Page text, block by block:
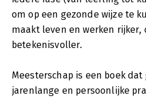
om op een gezonde wijze te
maakt leven en werken rijker,
betekenisvoller.
Meesterschap is een boek
jarenlange en persoonlijke